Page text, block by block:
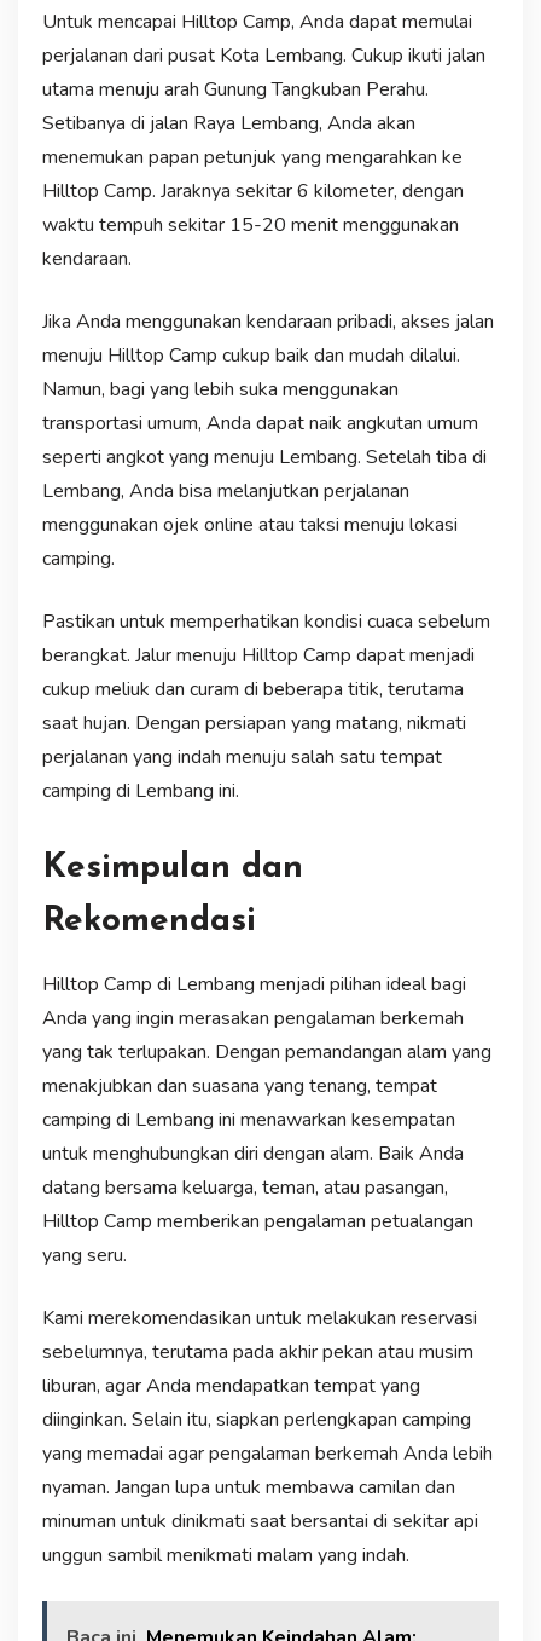
Untuk mencapai Hilltop Camp, Anda dapat memulai
perjalanan dari pusat Kota Lembang. Cukup ikuti jalan
utama menuju arah Gunung Tangkuban Perahu.
Setibanya di jalan Raya Lembang, Anda akan
menemukan papan petunjuk yang mengarahkan ke
Hilltop Camp. Jaraknya sekitar 6 kilometer, dengan
waktu tempuh sekitar 15-20 menit menggunakan
kendaraan.
Jika Anda menggunakan kendaraan pribadi, akses jalan
menuju Hilltop Camp cukup baik dan mudah dilalui.
Namun, bagi yang lebih suka menggunakan
transportasi umum, Anda dapat naik angkutan umum
seperti angkot yang menuju Lembang. Setelah tiba di
Lembang, Anda bisa melanjutkan perjalanan
menggunakan ojek online atau taksi menuju lokasi
camping.
Pastikan untuk memperhatikan kondisi cuaca sebelum
berangkat. Jalur menuju Hilltop Camp dapat menjadi
cukup meliuk dan curam di beberapa titik, terutama
saat hujan. Dengan persiapan yang matang, nikmati
perjalanan yang indah menuju salah satu tempat
camping di Lembang ini.
Kesimpulan dan
Rekomendasi
Hilltop Camp di Lembang menjadi pilihan ideal bagi
Anda yang ingin merasakan pengalaman berkemah
yang tak terlupakan. Dengan pemandangan alam yang
menakjubkan dan suasana yang tenang, tempat
camping di Lembang ini menawarkan kesempatan
untuk menghubungkan diri dengan alam. Baik Anda
datang bersama keluarga, teman, atau pasangan,
Hilltop Camp memberikan pengalaman petualangan
yang seru.
Kami merekomendasikan untuk melakukan reservasi
sebelumnya, terutama pada akhir pekan atau musim
liburan, agar Anda mendapatkan tempat yang
diinginkan. Selain itu, siapkan perlengkapan camping
yang memadai agar pengalaman berkemah Anda lebih
nyaman. Jangan lupa untuk membawa camilan dan
minuman untuk dinikmati saat bersantai di sekitar api
unggun sambil menikmati malam yang indah.